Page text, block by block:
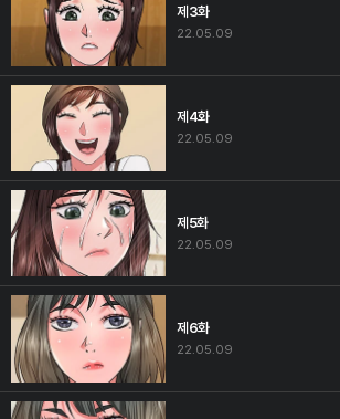
제3화
22.05.09
제4화
22.05.09
제5화
22.05.09
제6화
22.05.09